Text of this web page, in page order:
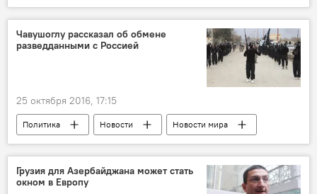
Низар Хамуд Абдулгани
Чавушоглу рассказал об обмене
разведданными с Россией
25 октября 2016, 17:15
Политика Новости
Новости мира
Россия
Турция
Россия
Министр иностранных дел Турции Мевлют Чавушоглу
Разведданные
Грузия для Азербайджана может стать
окном в Европу